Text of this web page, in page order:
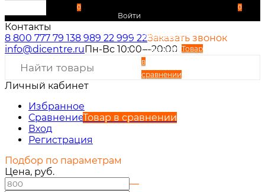
0
Войти
Избранное
Сравнение Товар
в
сравнении
0
Контакты
8 800 777 79 138 989 22 999 22Заказать звонок
info@dicentre.ru Пн-Вс 10:00—20:00
Личный кабинет
Избранное
СравнениеТовар в сравнении
Вход
Регистрация
Подбор по параметрам
Цена, руб.
—